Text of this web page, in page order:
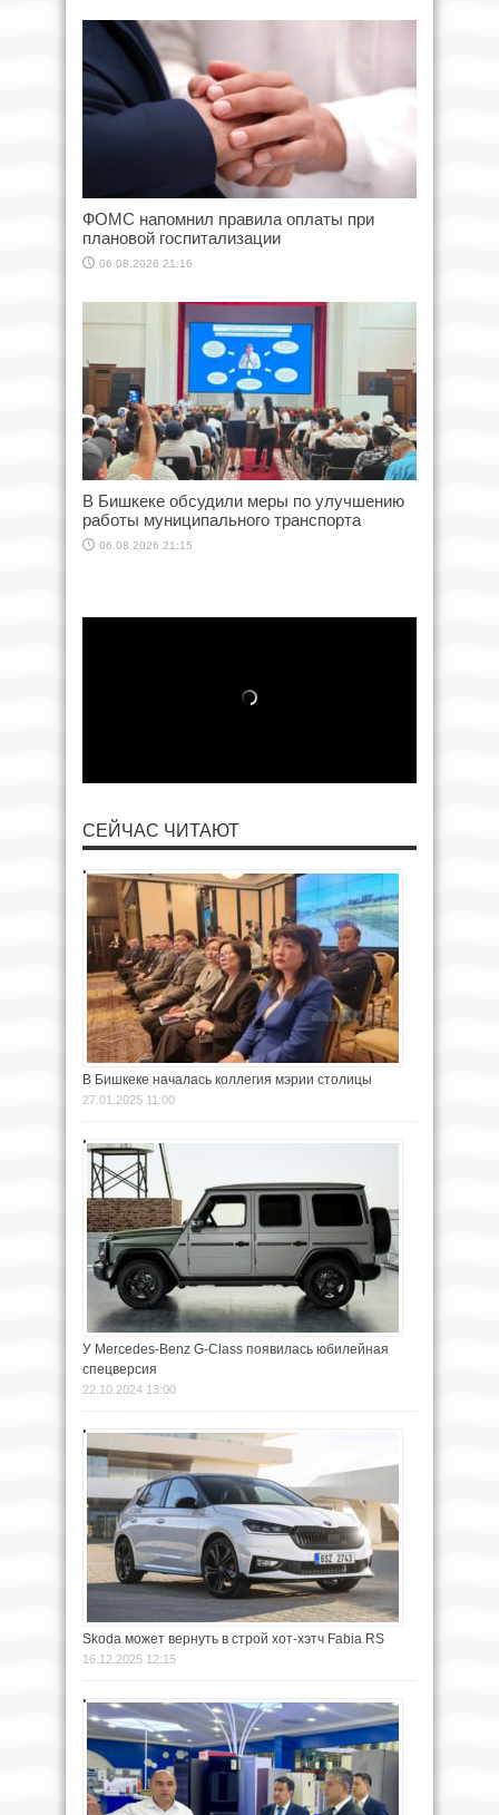
ФОМС напомнил правила оплаты при
плановой госпитализации
06.08.2026 21:16
В Бишкеке обсудили меры по улучшению
работы муниципального транспорта
06.08.2026 21:15
СЕЙЧАС ЧИТАЮТ
В Бишкеке началась коллегия мэрии столицы
27.01.2025 11:00
У Mercedes-Benz G-Class появилась юбилейная
спецверсия
22.10.2024 13:00
Skoda может вернуть в строй хот-хэтч Fabia RS
16.12.2025 12:15